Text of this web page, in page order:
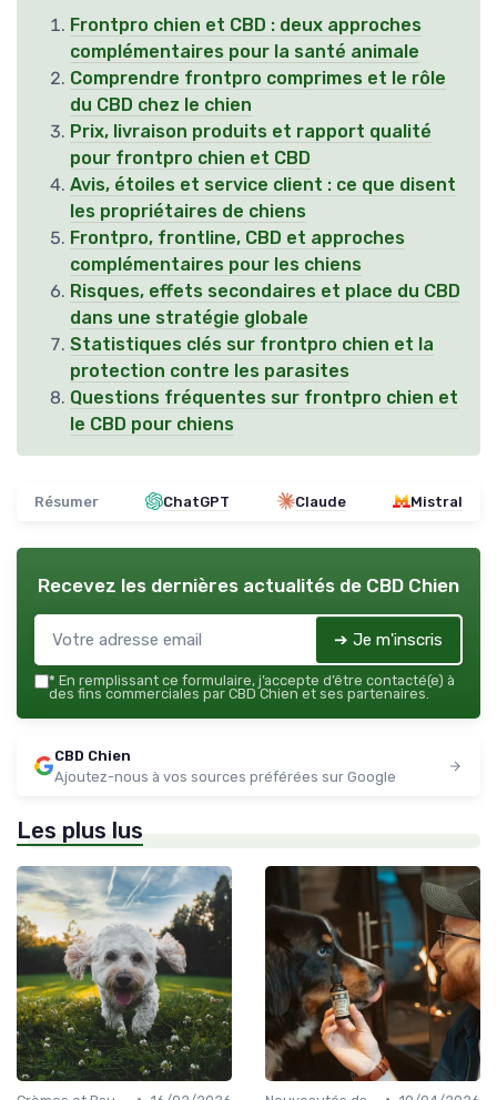
Frontpro chien et CBD : deux approches
complémentaires pour la santé animale
Comprendre frontpro comprimes et le rôle
du CBD chez le chien
Prix, livraison produits et rapport qualité
pour frontpro chien et CBD
Avis, étoiles et service client : ce que disent
les propriétaires de chiens
Frontpro, frontline, CBD et approches
complémentaires pour les chiens
Risques, effets secondaires et place du CBD
dans une stratégie globale
Statistiques clés sur frontpro chien et la
protection contre les parasites
Questions fréquentes sur frontpro chien et
le CBD pour chiens
Résumer ChatGPT Claude Mistral
Recevez les dernières actualités de CBD Chien
➔ Je m'inscris
* En remplissant ce formulaire, j’accepte d’être contacté(e) à
des fins commerciales par CBD Chien et ses partenaires.
CBD Chien
Ajoutez-nous à vos sources préférées sur Google
Les plus lus